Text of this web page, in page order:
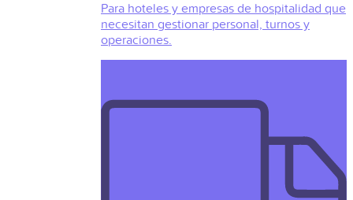
Para hoteles y empresas de hospitalidad que
necesitan gestionar personal, turnos y
operaciones.